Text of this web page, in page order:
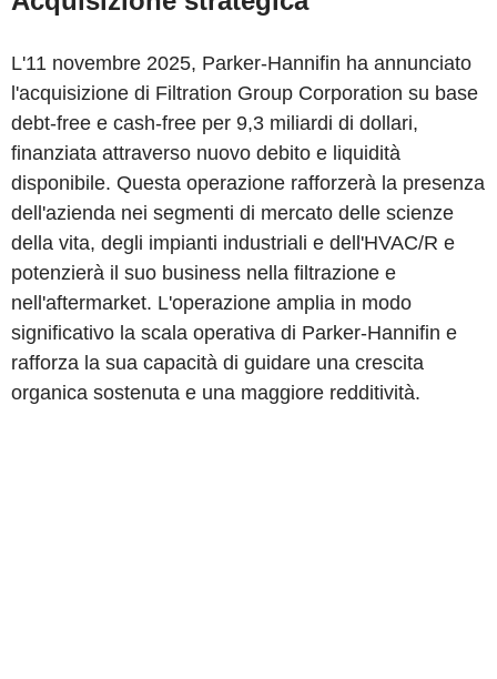
L'11 novembre 2025, Parker-Hannifin ha annunciato
l'acquisizione di Filtration Group Corporation su base
debt-free e cash-free per 9,3 miliardi di dollari,
finanziata attraverso nuovo debito e liquidità
disponibile. Questa operazione rafforzerà la presenza
dell'azienda nei segmenti di mercato delle scienze
della vita, degli impianti industriali e dell'HVAC/R e
potenzierà il suo business nella filtrazione e
nell'aftermarket. L'operazione amplia in modo
significativo la scala operativa di Parker-Hannifin e
rafforza la sua capacità di guidare una crescita
organica sostenuta e una maggiore redditività.